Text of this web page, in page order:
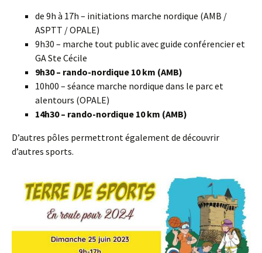
de 9h à 17h – initiations marche nordique (AMB /
ASPTT / OPALE)
9h30 – marche tout public avec guide conférencier et
GA Ste Cécile
9h30 – rando-nordique 10 km (AMB)
10h00 – séance marche nordique dans le parc et
alentours (OPALE)
14h30 – rando-nordique 10 km (AMB)
D’autres pôles permettront également de découvrir
d’autres sports.